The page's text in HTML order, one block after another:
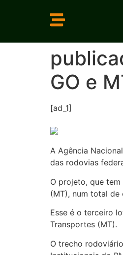
GO e
[ad_1]
A Agência
das rodovias
O projeto, que
(MT), num total de
Esse é o terceiro
Transportes (MT).
O trecho